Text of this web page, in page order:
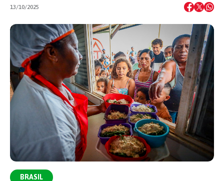
13/10/2025
BRASIL